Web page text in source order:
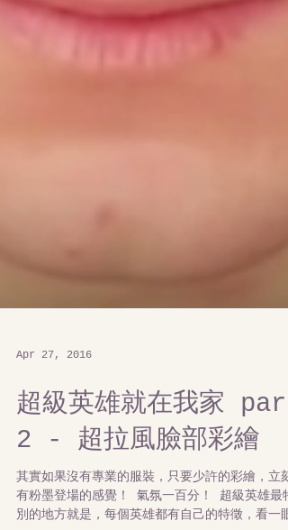
Apr 27, 2016
超級英雄就在我家 part
2 - 超拉風臉部彩繪
其實如果沒有專業的服裝，只要少許的彩繪，立刻